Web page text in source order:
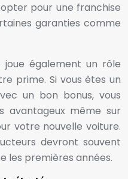
pour une franchise
garanties comme
joue également un rôle
prime. Si vous êtes un
un bon bonus, vous
avantageux même sur
votre nouvelle voiture.
devront souvent
les premières années.